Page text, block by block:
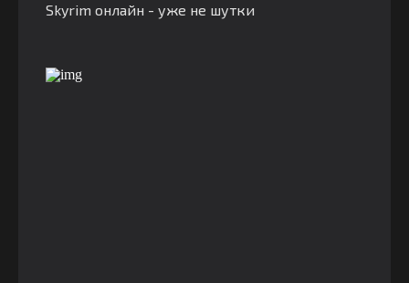
Skyrim онлайн - уже не шутки